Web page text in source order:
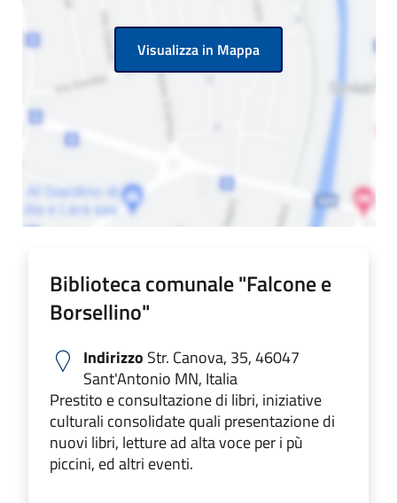
Visualizza in Mappa
Biblioteca comunale "Falcone e
Borsellino"
Indirizzo Str. Canova, 35, 46047
Sant'Antonio MN, Italia
Prestito e consultazione di libri, iniziative
culturali consolidate quali presentazione di
nuovi libri, letture ad alta voce per i pù
piccini, ed altri eventi.